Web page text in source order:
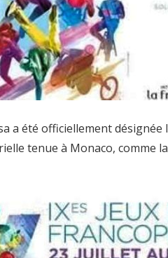
a été officiellement désignée
tenue à Monaco, comme